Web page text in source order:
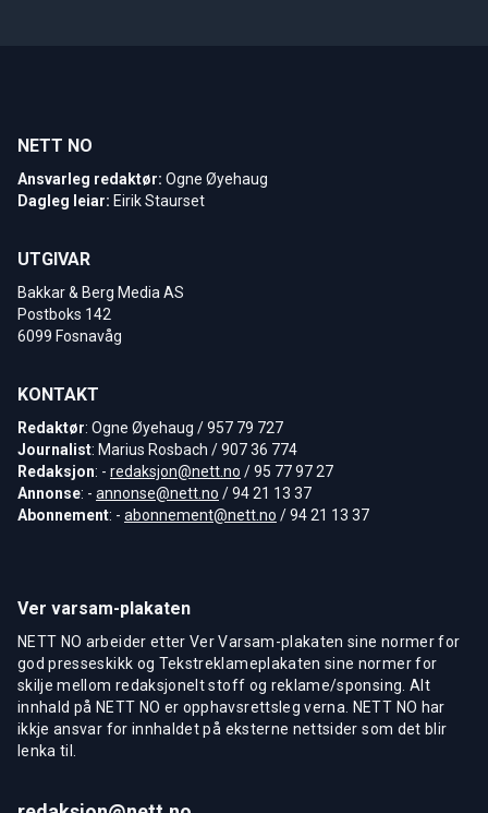
NETT NO
Ansvarleg redaktør: Ogne Øyehaug
Dagleg leiar: Eirik Staurset
UTGIVAR
Bakkar & Berg Media AS
Postboks 142
6099 Fosnavåg
KONTAKT
Redaktør: Ogne Øyehaug / 957 79 727
Journalist: Marius Rosbach / 907 36 774
Redaksjon: - redaksjon@nett.no / 95 77 97 27
Annonse: - annonse@nett.no / 94 21 13 37
Abonnement: - abonnement@nett.no / 94 21 13 37
Ver varsam-plakaten
NETT NO arbeider etter Ver Varsam-plakaten sine normer for
god presseskikk og Tekstreklameplakaten sine normer for
skilje mellom redaksjonelt stoff og reklame/sponsing. Alt
innhald på NETT NO er opphavsrettsleg verna. NETT NO har
ikkje ansvar for innhaldet på eksterne nettsider som det blir
lenka til.